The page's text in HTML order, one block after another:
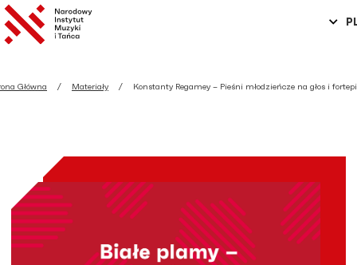
Główna Materiały Konstanty Regamey – Pieśni młodzieńcze na głos i